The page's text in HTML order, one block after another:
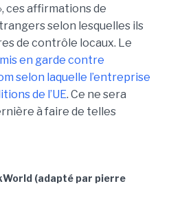
ces affirmations de
selon lesquelles ils
de contrôle locaux. Le
en garde contre
selon laquelle l’entreprise
de l’UE. Ce ne sera
à faire de telles
(adapté par pierre